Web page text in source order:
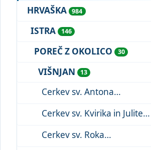
HRVAŠKA
984
ISTRA 146
POREČ Z OKOLICO 30
VIŠNJAN 13
Cerkev sv. Antona
Cerkev sv. Kvirika in Julite
Cerkev sv. Roka